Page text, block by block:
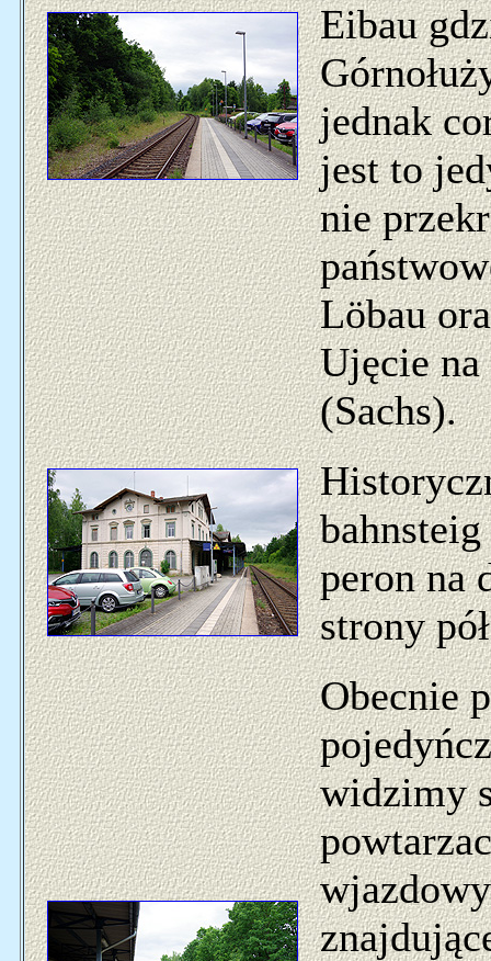
Eibau
jednak
jest to
nie
Löbau
Ujęcie na
(Sachs).
peron na
strony
Obecnie
widzimy